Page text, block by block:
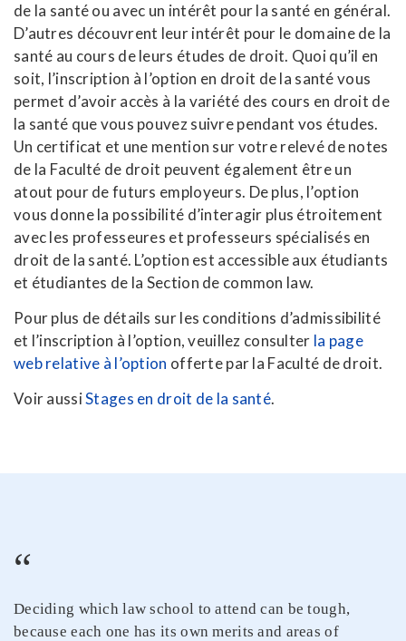
de la santé ou avec un intérêt pour la santé en général.
D’autres découvrent leur intérêt pour le domaine de la
santé au cours de leurs études de droit. Quoi qu’il en
soit, l’inscription à l’option en droit de la santé vous
permet d’avoir accès à la variété des cours en droit de
la santé que vous pouvez suivre pendant vos études.
Un certificat et une mention sur votre relevé de notes
de la Faculté de droit peuvent également être un
atout pour de futurs employeurs. De plus, l’option
vous donne la possibilité d’interagir plus étroitement
avec les professeures et professeurs spécialisés en
droit de la santé. L’option est accessible aux étudiants
et étudiantes de la Section de common law.
Pour plus de détails sur les conditions d’admissibilité
et l’inscription à l’option, veuillez consulter la page
web relative à l’option offerte par la Faculté de droit.
Voir aussiStages en droit de la santé.
“
Deciding which law school to attend can be tough,
because each one has its own merits and areas of